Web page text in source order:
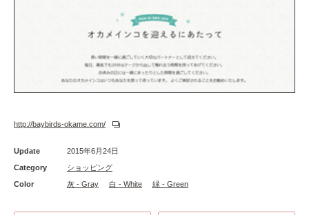
http://baybirds-okame.com/
Update
2015年6月24日
Category
ショッピング
Color
灰 - Gray 白 - White 緑 - Green